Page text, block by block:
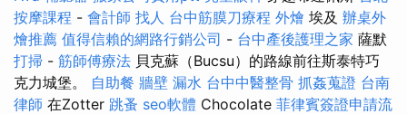
按摩課程 - 會計師 找人 台中筋膜刀療程 外燴 埃及 辦桌外
燴推薦 值得信賴的網路行銷公司 - 台中產後護理之家 薩默
打掃 - 筋師傅療法 貝克蘇（Bucsu）的路線前往斯泰特巧
克力城堡。 自助餐 牆壁 漏水 台中中醫整骨 抓姦蒐證 台南
律師 在Zotter 跳蚤 seo軟體 Chocolate 菲律賓簽證申請流